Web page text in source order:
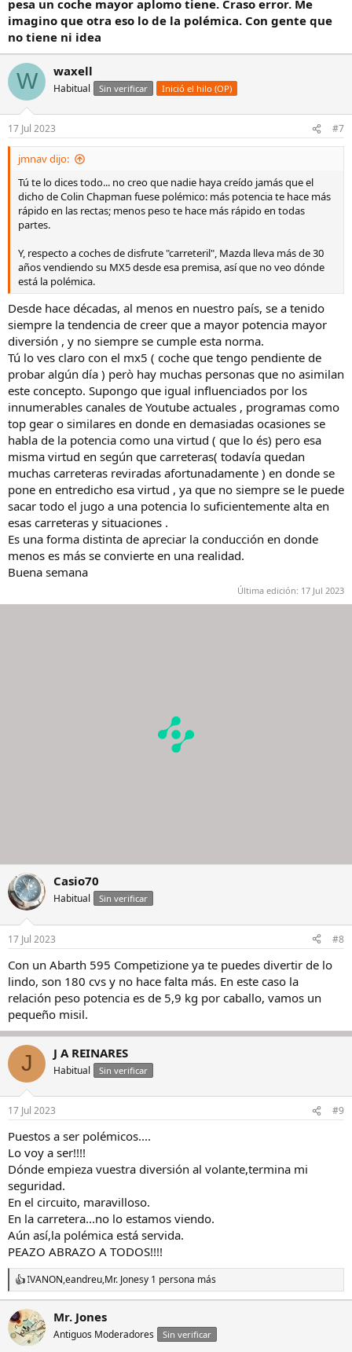
pesa un coche mayor aplomo tiene. Craso error. Me
imagino que otra eso lo de la polémica. Con gente que
no tiene ni idea
W waxell
Habitual Sin verificar Inició el hilo (OP)
17 Jul 2023 #7
jmnav dijo:
Tú te lo dices todo... no creo que nadie haya creído jamás que el
dicho de Colin Chapman fuese polémico: más potencia te hace más
rápido en las rectas; menos peso te hace más rápido en todas
partes.
Y, respecto a coches de disfrute "carreteril", Mazda lleva más de 30
años vendiendo su MX5 desde esa premisa, así que no veo dónde
está la polémica.
Desde hace décadas, al menos en nuestro país, se a tenido
siempre la tendencia de creer que a mayor potencia mayor
diversión , y no siempre se cumple esta norma.
Tú lo ves claro con el mx5 ( coche que tengo pendiente de
probar algún día ) però hay muchas personas que no asimilan
este concepto. Supongo que igual influenciados por los
innumerables canales de Youtube actuales , programas como
top gear o similares en donde en demasiadas ocasiones se
habla de la potencia como una virtud ( que lo és) pero esa
misma virtud en según que carreteras( todavía quedan
muchas carreteras reviradas afortunadamente ) en donde se
pone en entredicho esa virtud , ya que no siempre se le puede
sacar todo el jugo a una potencia lo suficientemente alta en
esas carreteras y situaciones .
Es una forma distinta de apreciar la conducción en donde
menos es más se convierte en una realidad.
Buena semana
Última edición: 17 Jul 2023
Casio70
Habitual Sin verificar
17 Jul 2023 #8
Con un Abarth 595 Competizione ya te puedes divertir de lo
lindo, son 180 cvs y no hace falta más. En este caso la
relación peso potencia es de 5,9 kg por caballo, vamos un
pequeño misil.
J J A REINARES
Habitual Sin verificar
17 Jul 2023 #9
Puestos a ser polémicos....
Lo voy a ser!!!!
Dónde empieza vuestra diversión al volante,termina mi
seguridad.
En el circuito, maravilloso.
En la carretera...no lo estamos viendo.
Aún así,la polémica está servida.
PEAZO ABRAZO A TODOS!!!!
R
e
a
c
c
IVANON,eandreu,Mr. Jonesy 1 persona más
Mr. Jones
Antiguos Moderadores Sin verificar